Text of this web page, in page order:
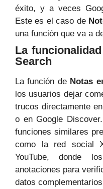
éxito, y a veces
Este es el caso de
una función que va a
La
Search
La función de Notas
los usuarios dejar
trucos directamente
o en Google
funciones similares
como la red social
YouTube, donde
anotaciones para
datos